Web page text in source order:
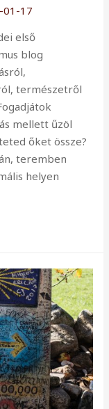
01-17
első
blog
természetről
mellett űzöl
őket össze?
teremben
helyen